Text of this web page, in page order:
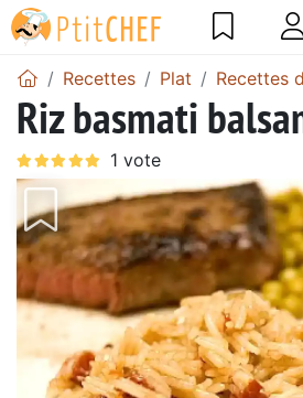
Recettes Plat Recettes
Riz basmati